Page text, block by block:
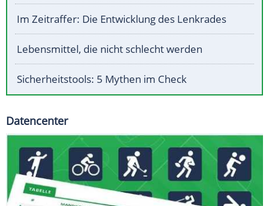
Im Zeitraffer: Die Entwicklung des Lenkrades
Lebensmittel, die nicht schlecht werden
Sicherheitstools: 5 Mythen im Check
Datencenter